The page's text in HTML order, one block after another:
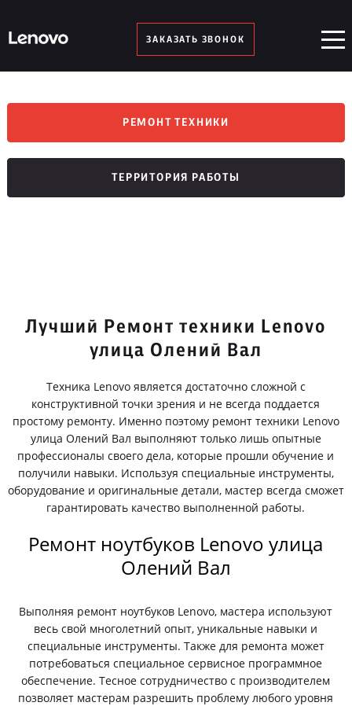
ЗАКАЗАТЬ ЗВОНОК
РЕМОНТ ТЕХНИКИ
ТЕРРИТОРИЯ РАБОТЫ
Лучший Ремонт техники Lenovo
улица Олений Вал
Техника Lenovo является достаточно сложной с
конструктивной точки зрения и не всегда поддается
простому ремонту. Именно поэтому ремонт техники Lenovo
улица Олений Вал выполняют только лишь опытные
профессионалы своего дела, которые прошли обучение и
получили навыки. Используя специальные инструменты,
оборудование и оригинальные детали, мастер всегда сможет
гарантировать качество выполненной работы.
Ремонт ноутбуков Lenovo улица
Олений Вал
Выполняя ремонт ноутбуков Lenovo, мастера используют
весь свой многолетний опыт, уникальные навыки и
специальные инструменты. Также для ремонта может
потребоваться специальное сервисное программное
обеспечение. Тесное сотрудничество с производителем
позволяет мастерам разрешить проблему любого уровня